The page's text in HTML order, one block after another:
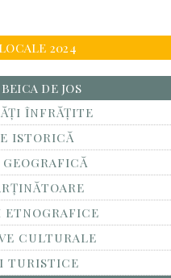
2024
DE JOS
ÎNFRĂŢITE
ISTORICĂ
CULTURALE
TURISTICE